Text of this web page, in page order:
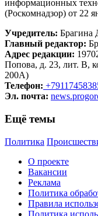
информационных
(Роскомнадзор) от 22
Учредитель: Брагина
Главный редактор:
Адрес редакции:
Попова, д. 23, лит. В,
200А)
Телефон:
Эл. почта:
Ещё темы
Политика
О проекте
Вакансии
Реклама
Политика
Правила
Политика